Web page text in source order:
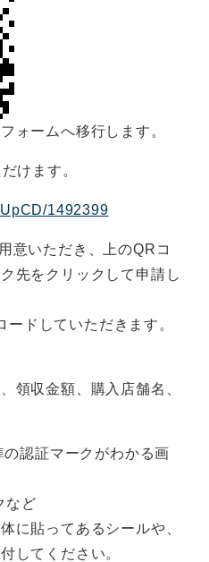
ォームへ移行します。
けます。
1492399
意いただき、上のQRコ
先をクリックして申請し
ドしていただきます。
領収金額、購入店舗名、
認証マークがわかる画
など
に貼ってあるシールや、
してください。